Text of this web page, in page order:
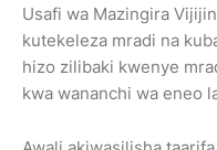
Usafi wa Mazingira
kutekeleza mradi na
hizo zilibaki kwenye
kwa wananchi wa eneo